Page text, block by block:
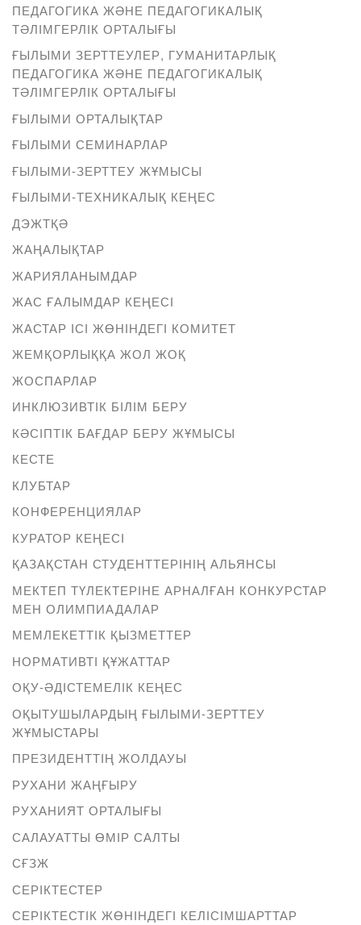
ПЕДАГОГИКА ЖӘНЕ ПЕДАГОГИКАЛЫҚ
ТӘЛІМГЕРЛІК ОРТАЛЫҒЫ
ҒЫЛЫМИ ЗЕРТТЕУЛЕР, ГУМАНИТАРЛЫҚ
ПЕДАГОГИКА ЖӘНЕ ПЕДАГОГИКАЛЫҚ
ТӘЛІМГЕРЛІК ОРТАЛЫҒЫ
ҒЫЛЫМИ ОРТАЛЫҚТАР
ҒЫЛЫМИ СЕМИНАРЛАР
ҒЫЛЫМИ-ЗЕРТТЕУ ЖҰМЫСЫ
ҒЫЛЫМИ-ТЕХНИКАЛЫҚ КЕҢЕС
ДЭЖТҚӘ
ЖАҢАЛЫҚТАР
ЖАРИЯЛАНЫМДАР
ЖАС ҒАЛЫМДАР КЕҢЕСІ
ЖАСТАР ІСІ ЖӨНІНДЕГІ КОМИТЕТ
ЖЕМҚОРЛЫҚҚА ЖОЛ ЖОҚ
ЖОСПАРЛАР
ИНКЛЮЗИВТІК БІЛІМ БЕРУ
КӘСІПТІК БАҒДАР БЕРУ ЖҰМЫСЫ
КЕСТЕ
КЛУБТАР
КОНФЕРЕНЦИЯЛАР
КУРАТОР КЕҢЕСІ
ҚАЗАҚСТАН СТУДЕНТТЕРІНІҢ АЛЬЯНСЫ
МЕКТЕП ТҮЛЕКТЕРІНЕ АРНАЛҒАН КОНКУРСТАР
МЕН ОЛИМПИАДАЛАР
МЕМЛЕКЕТТІК ҚЫЗМЕТТЕР
НОРМАТИВТІ ҚҰЖАТТАР
ОҚУ-ӘДІСТЕМЕЛІК КЕҢЕС
ОҚЫТУШЫЛАРДЫҢ ҒЫЛЫМИ-ЗЕРТТЕУ
ЖҰМЫСТАРЫ
ПРЕЗИДЕНТТІҢ ЖОЛДАУЫ
РУХАНИ ЖАҢҒЫРУ
РУХАНИЯТ ОРТАЛЫҒЫ
САЛАУАТТЫ ӨМІР САЛТЫ
СҒЗЖ
СЕРІКТЕСТЕР
СЕРІКТЕСТІК ЖӨНІНДЕГІ КЕЛІСІМШАРТТАР